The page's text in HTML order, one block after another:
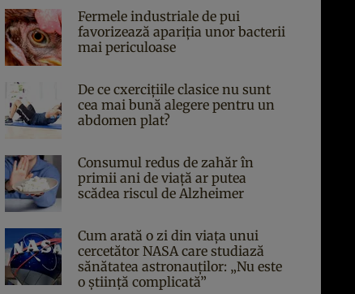
Fermele industriale de pui
favorizează apariția unor bacterii
mai periculoase
De ce cxercițiile clasice nu sunt
cea mai bună alegere pentru un
abdomen plat?
Consumul redus de zahăr în
primii ani de viață ar putea
scădea riscul de Alzheimer
Cum arată o zi din viața unui
cercetător NASA care studiază
sănătatea astronauților: „Nu este
o știință complicată”